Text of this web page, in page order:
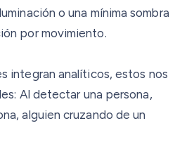
o una mínima sombra
por movimiento.
integran analíticos, estos nos
Al detectar una persona,
alguien cruzando de un